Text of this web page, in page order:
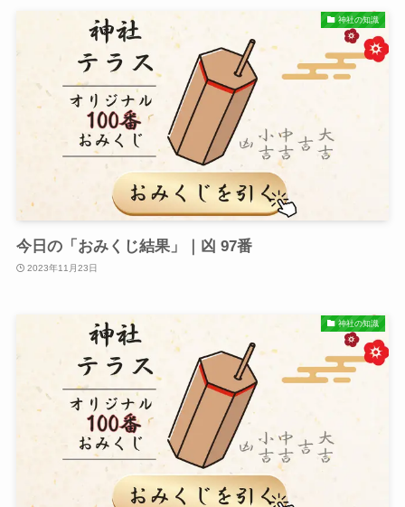
神社の知識
今日の「おみくじ結果」｜凶 97番
2023年11月23日
神社の知識